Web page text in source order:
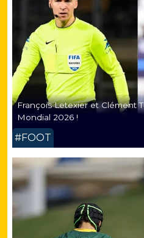
François Letexier et Clément
Mondial 2026 !
#FOOT